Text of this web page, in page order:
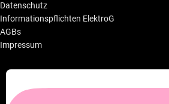
Datenschutz
Informationspflichten ElektroG
AGBs
Impressum